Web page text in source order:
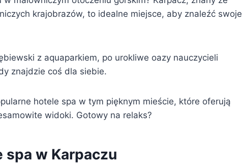
krajobrazów, to idealne miejsce, aby znaleźć swoje
z aquaparkiem, po urokliwe oazy nauczycieli
znajdzie coś dla siebie.
hotele spa w tym pięknym mieście, które oferują
widoki. Gotowy na relaks?
spa w Karpaczu